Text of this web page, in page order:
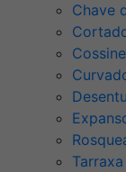
Chave
Tarraxa